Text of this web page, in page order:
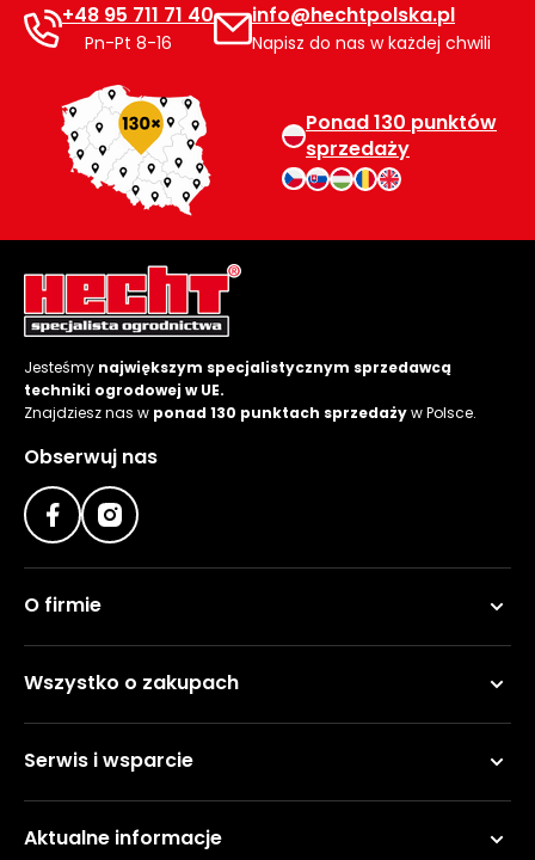
+48 95 711 71 40
Pn-Pt 8-16
info@hechtpolska.pl
Napisz do nas w każdej chwili
Ponad 130 punktów
sprzedaży
Jesteśmy największym specjalistycznym sprzedawcą
techniki ogrodowej w UE.
Znajdziesz nas w ponad 130 punktach sprzedażyw Polsce.
Obserwuj nas
O firmie
Wszystko o zakupach
Serwis i wsparcie
Aktualne informacje